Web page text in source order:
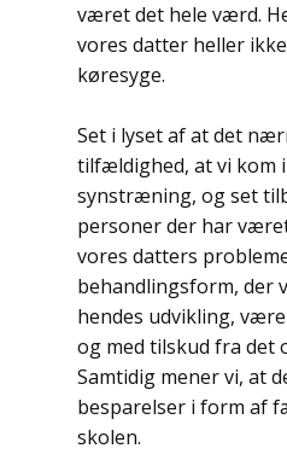
været det hele værd.
vores datter heller
køresyge.
Set i lyset af at det
tilfældighed, at vi kom
synstræning, og set
personer der har
vores datters
behandlingsform, der
hendes udvikling,
og med tilskud fra det
Samtidig mener vi, at
besparelser i form af
skolen.